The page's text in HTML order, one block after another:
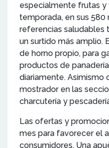
especialmente frutas y
temporada, en sus 580
referencias saludables
un surtido más amplio.
de horno propio, para
productos de
diariamente. Asimismo
mostrador en las
charcutería y
Las ofertas y
mes para favorecer el
consumidores. Una